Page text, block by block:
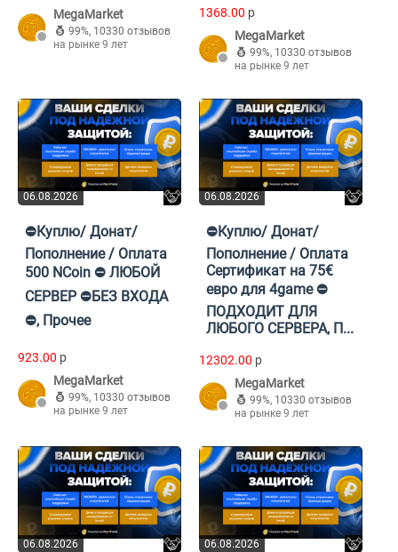
MegaMarket
99%, 10330 отзывов
на рынке 9 лет
1368.00 p
MegaMarket
99%, 10330 отзывов
на рынке 9 лет
06.08.2026
⛔Куплю/ Донат/
Пополнение / Оплата
500 NCoin ⛔ ЛЮБОЙ
СЕРВЕР ⛔БЕЗ ВХОДА
⛔, Прочее
923.00 p
MegaMarket
99%, 10330 отзывов
на рынке 9 лет
06.08.2026
⛔Куплю/ Донат/
Пополнение / Оплата
Сертификат на 75€
евро для 4game ⛔
ПОДХОДИТ ДЛЯ
ЛЮБОГО СЕРВЕРА, П...
12302.00 p
MegaMarket
99%, 10330 отзывов
на рынке 9 лет
06.08.2026 06.08.2026